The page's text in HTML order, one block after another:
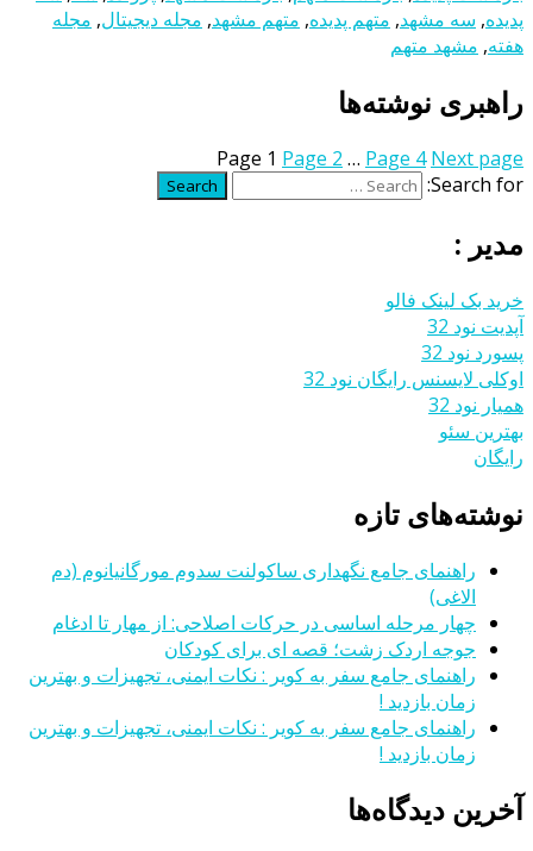
پدیده, سه مشهد, متهم پدیده, متهم مشهد, مجله دیجیتال, مجله
هفته, مشهد متهم
راهبری نوشته‌ها
Page 1 Page 2 … Page 4 Next page
Search for:
Search
مدیر :
خرید بک لینک فالو
آپدیت نود 32
پسورد نود 32
اوکلی لایسنس رایگان نود 32
همیار نود 32
بهترین سئو
رایگان
نوشته‌های تازه
راهنمای جامع نگهداری ساکولنت سدوم مورگانیانوم (دم
الاغی)
چهار مرحله اساسی در حرکات اصلاحی: از مهار تا ادغام
جوجه اردک زشت؛ قصه ای برای کودکان
راهنمای جامع سفر به کویر : نکات ایمنی، تجهیزات و بهترین
زمان بازدید !
راهنمای جامع سفر به کویر : نکات ایمنی، تجهیزات و بهترین
زمان بازدید !
آخرین دیدگاه‌ها